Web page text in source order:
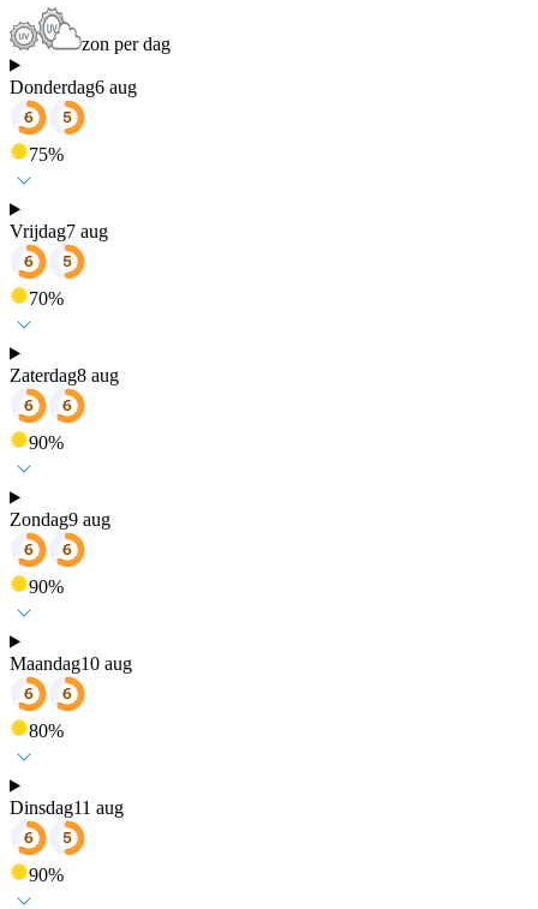
zon per dag
Donderdag6 aug
75%
Vrijdag7 aug
70%
Zaterdag8 aug
90%
Zondag9 aug
90%
Maandag10 aug
80%
Dinsdag11 aug
90%